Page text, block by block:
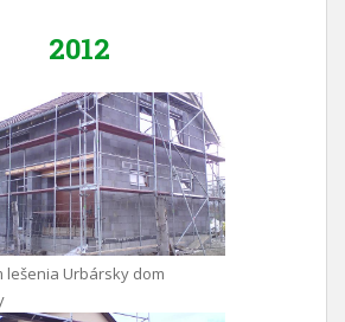
2012
lešenia Urbársky dom